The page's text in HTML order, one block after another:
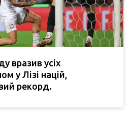
вразив усіх
у Лізі націй,
рекорд.